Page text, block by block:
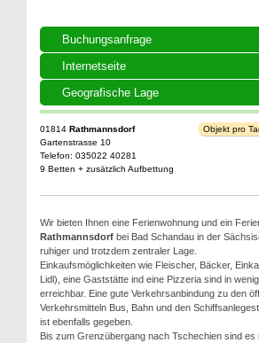
Buchungsanfrage
Internetseite
Geografische Lage
01814 Rathmannsdorf
Gartenstrasse 10
Telefon: 035022 40281
9 Betten + zusätzlich Aufbettung
Objekt pro
Wir bieten Ihnen eine Ferienwohnung und ein
Rathmannsdorf bei Bad Schandau in der
ruhiger und trotzdem zentraler Lage.
Einkaufsmöglichkeiten wie Fleischer, Bäcker,
Lidl), eine Gaststätte ind eine Pizzeria sind in
erreichbar. Eine gute Verkehrsanbindung zu den
Verkehrsmitteln Bus, Bahn und den
ist ebenfalls gegeben.
Bis zum Grenzübergang nach Tschechien sind es